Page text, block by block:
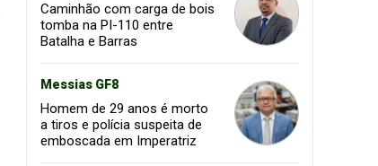
Caminhão com carga de bois
tomba na PI-110 entre
Batalha e Barras
Messias GF8
Homem de 29 anos é morto
a tiros e polícia suspeita de
emboscada em Imperatriz